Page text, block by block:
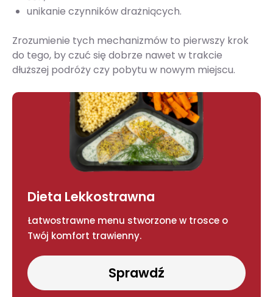
unikanie czynników drażniących.
Zrozumienie tych mechanizmów to pierwszy krok
do tego, by czuć się dobrze nawet w trakcie
dłuższej podróży czy pobytu w nowym miejscu.
Dieta Lekkostrawna
Łatwostrawne menu stworzone w trosce o
Twój komfort trawienny.
Sprawdź